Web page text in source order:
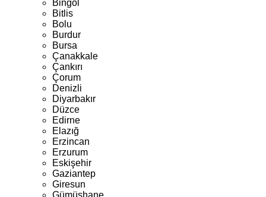
Bingöl
Bitlis
Bolu
Burdur
Bursa
Çanakkale
Çankırı
Çorum
Denizli
Diyarbakır
Düzce
Edirne
Elazığ
Erzincan
Erzurum
Eskişehir
Gaziantep
Giresun
Gümüşhane